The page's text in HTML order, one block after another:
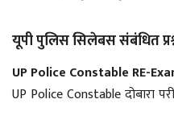
यूपी पुलिस सिलेबस संबंधित
UP Police Constable RE-
UP Police Constable दोबारा